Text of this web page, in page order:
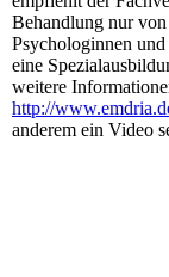
Behandlung nur
Psychologinnen
eine
weitere
http://
anderem ein Video